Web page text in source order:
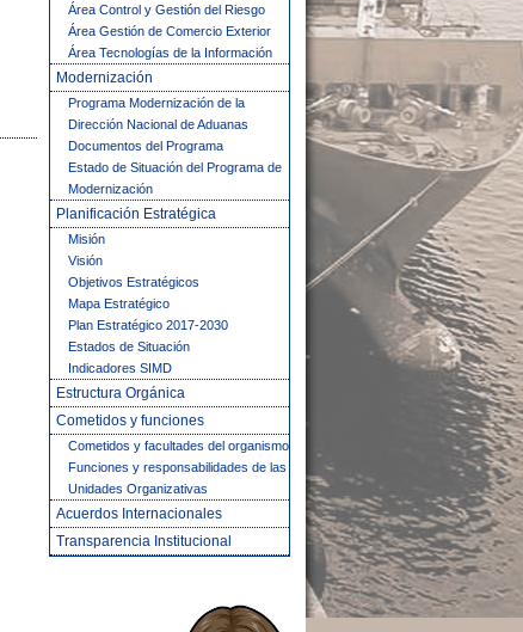
Área Control y Gestión del Riesgo
Área Gestión de Comercio Exterior
Área Tecnologías de la Información
Modernización
Programa Modernización de la
Dirección Nacional de Aduanas
Documentos del Programa
Estado de Situación del Programa de
Modernización
Planificación Estratégica
Misión
Visión
Objetivos Estratégicos
Mapa Estratégico
Plan Estratégico 2017-2030
Estados de Situación
Indicadores SIMD
Estructura Orgánica
Cometidos y funciones
Cometidos y facultades del organismo
Funciones y responsabilidades de las
Unidades Organizativas
Acuerdos Internacionales
Transparencia Institucional